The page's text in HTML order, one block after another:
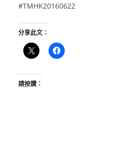
‪#‎TMHK20160622
分享此文：
請按讚：